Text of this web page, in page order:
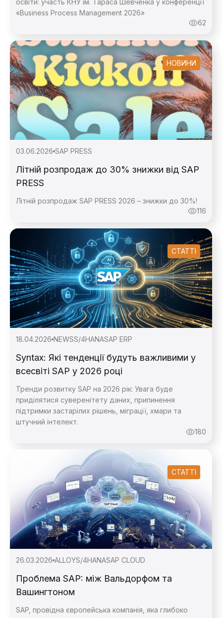
освіти: участь КНУ ім. Тараса Шевченка у конференції
«Business Process Management 2026»
62
НОВИНИ
03.06.2026 SAP PRESS
Літній розпродаж до 30% знижки від SAP
PRESS
Літній розпродаж SAP PRESS 2026 – знижки до 30%!
116
СТАТТІ
18.04.2026 NEWSS/4HANASAP ERP
Syntax: Які тенденції будуть важливими у
всесвіті SAP у 2026 році
Тренди розвитку SAP на 2026 рік: Увага буде
приділятися суверенітету даних, припинення
підтримки застарілих рішень, міграції, хмари та
штучний інтелект.
180
СТАТТІ
26.03.2026 ALLOYS/4HANASAP CLOUD
Проблема SAP: між Вальдорфом та
Вашингтоном
SAP, провідна європейська компанія, яка глибоко